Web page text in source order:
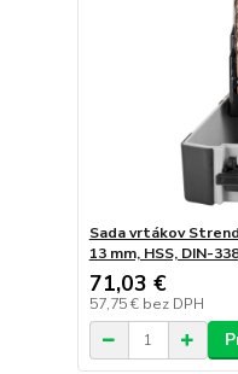
Sada vrtákov
13 mm, HSS, DIN-
71,03 €
57,75 € bez DPH